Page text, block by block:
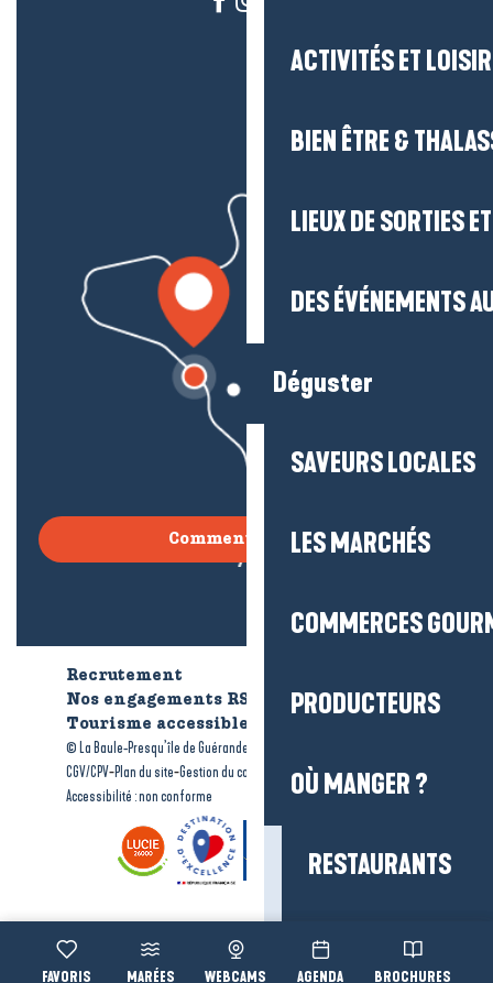
MARÉES WEBCAMS AGENDA BROCHURES
ACTIVITÉS ET
BIEN ÊTRE &
LIEUX DE SORTIES
DES ÉVÉNEMENTS
Déguster
SAVEURS LOCALES
LES MARCHÉS
COMMERCES
PRODUCTEURS
OÙ MANGER ?
RESTAURANTS
CRÊPERIES
Comment venir ?
Recrutement
Nos engagements RSE
Tourisme accessible
© La Baule-Presqu’île de Guérande tourisme
CGV/CPV-Plan du site-Gestion du consentement-
Accessibilité : non conforme